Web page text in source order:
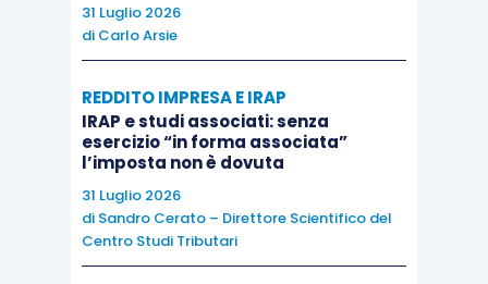
31 Luglio 2026
di Carlo Arsie
REDDITO IMPRESA E IRAP
IRAP e studi associati: senza
esercizio “in forma associata”
l’imposta non è dovuta
31 Luglio 2026
di Sandro Cerato – Direttore Scientifico del
Centro Studi Tributari